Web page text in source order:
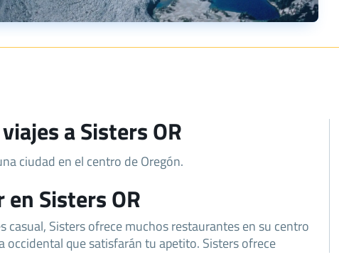
a Sisters OR
ciudad en el centro de Oregón.
en Sisters OR
casual, Sisters ofrece muchos restaurantes en su centro
occidental que satisfarán tu apetito. Sisters ofrece